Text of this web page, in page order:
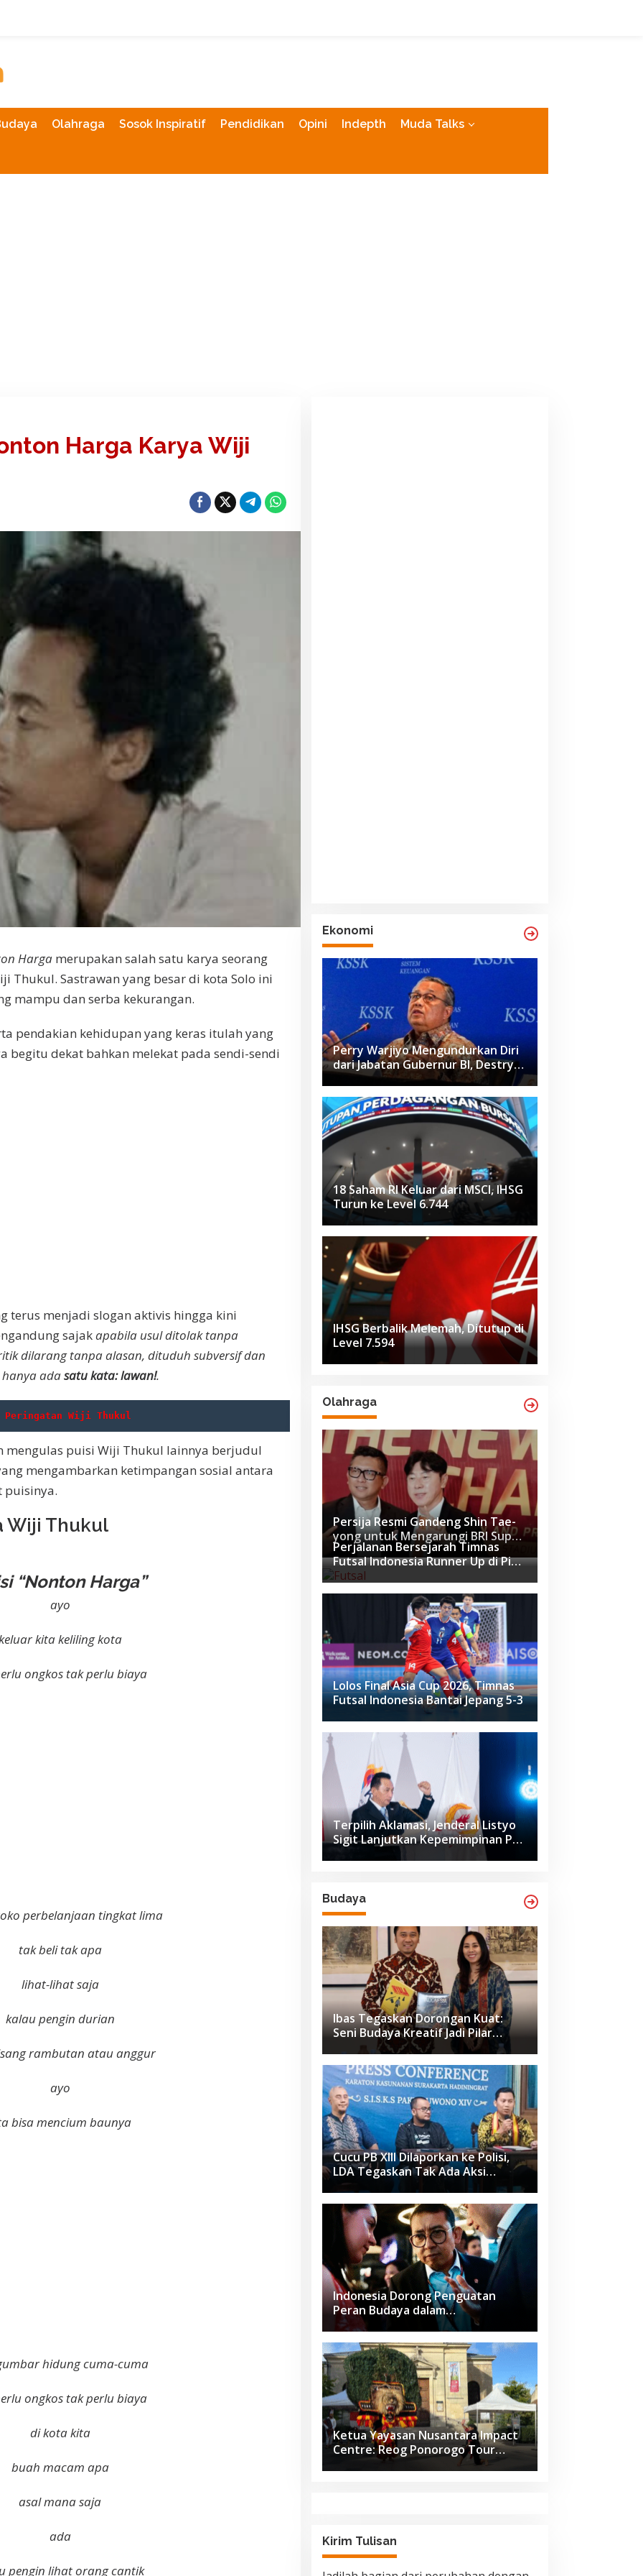
Olahraga Sosok Inspiratif Pendidikan Opini Indepth Muda Talks
Harga Karya Wiji
Hargamerupakan salah satu karya seorang
Thukul. Sastrawan yang besar di kota Solo ini
mampu dan serba kekurangan.
pendakian kehidupan yang keras itulah yang
begitu dekat bahkan melekat pada sendi-sendi
terus menjadi slogan aktivis hingga kini
sajakapabila usul ditolak tanpa
dilarang tanpa alasan, dituduh subversif dan
adasatu kata: lawan!.
Peringatan Wiji Thukul
mengulas puisi Wiji Thukul lainnya berjudul
mengambarkan ketimpangan sosial antara
puisinya.
Wiji Thukul
“Nonton Harga”
ayo
kita keliling kota
ongkos tak perlu biaya
perbelanjaan tingkat lima
tak beli tak apa
lihat-lihat saja
kalau pengin durian
rambutan atau anggur
ayo
bisa mencium baunya
hidung cuma-cuma
ongkos tak perlu biaya
di kota kita
buah macam apa
asal mana saja
ada
pengin lihat orang cantik
Ekonomi
Perry Warjiyo Mengundurkan Diri
dari Jabatan Gubernur BI, Destry
Damayanti Jadi Pejabat Sementara
18 Saham RI Keluar dari MSCI, IHSG
Turun ke Level 6.744
IHSG Berbalik Melemah, Ditutup di
Level 7.594
Olahraga
Persija Resmi Gandeng Shin Tae-
yong untuk Mengarungi BRI Super
League 2026-2027
Perjalanan Bersejarah Timnas
Futsal Indonesia Runner Up di Piala
Asia Futsal 2026
Lolos Final Asia Cup 2026, Timnas
Futsal Indonesia Bantai Jepang 5-3
Terpilih Aklamasi, Jenderal Listyo
Sigit Lanjutkan Kepemimpinan PB
ISSI hingga 2029
Budaya
Ibas Tegaskan Dorongan Kuat:
Seni Budaya Kreatif Jadi Pilar
Utama Identitas dan Ekonomi
Nasional
Cucu PB XIII Dilaporkan ke Polisi,
LDA Tegaskan Tak Ada Aksi
Pemukulan
Indonesia Dorong Penguatan
Peran Budaya dalam
Pembangunan Global di Forum G20
Afrika Selatan
Ketua Yayasan Nusantara Impact
Centre: Reog Ponorogo Tour
Europe adalah Langkah Strategis
Kirim Tulisan